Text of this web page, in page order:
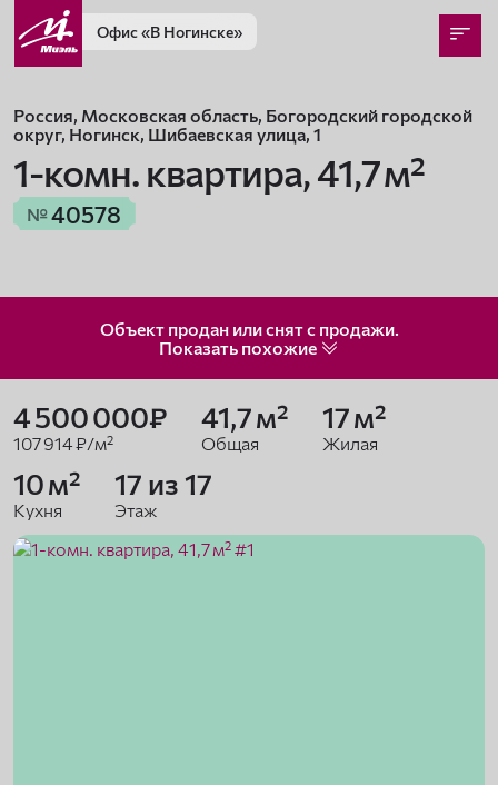
Офис«В Ногинске»
Россия, Московская область, Богородский городской
округ, Ногинск, Шибаевская улица, 1
1-комн. квартира,41,7 м²
№40578
Объект продан или снят с продажи.
Показать похожие
4 500 000₽
107 914 ₽/м²
41,7 м²
Общая
17 м²
Жилая
10 м²
Кухня
17 из 17
Этаж